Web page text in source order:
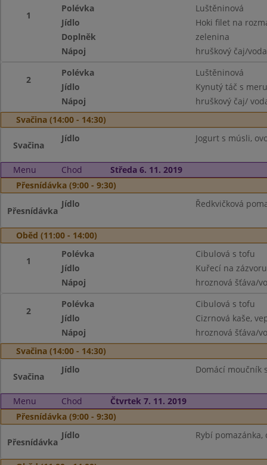
1
Polévka
Luštěninová
Jídlo
Hoki filet na
Doplněk
zelenina
Nápoj
hruškový čaj/voda
2
Polévka
Luštěninová
Jídlo
Kynutý táč s
Nápoj
hruškový čaj/
Svačina (14:00 - 14:30)
Svačina
Jídlo Jogurt s músli,
Menu Chod
Středa 6. 11. 2019
Přesnídávka (9:00 - 9:30)
Přesnídávka
Jídlo Ředkvičková
Oběd (11:00 - 14:00)
1
Polévka
Cibulová s tofu
Jídlo
Kuřecí na
Nápoj
hroznová šťáva/
2
Polévka
Cibulová s tofu
Jídlo
Cizrnová kaše,
Nápoj
hroznová šťáva/
Svačina (14:00 - 14:30)
Svačina
Jídlo Domácí moučník
Menu Chod
Čtvrtek 7. 11. 2019
Přesnídávka (9:00 - 9:30)
Přesnídávka
Jídlo Rybí